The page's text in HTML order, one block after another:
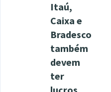
Itaú,
Caixa e
Bradesco
também
devem
ter